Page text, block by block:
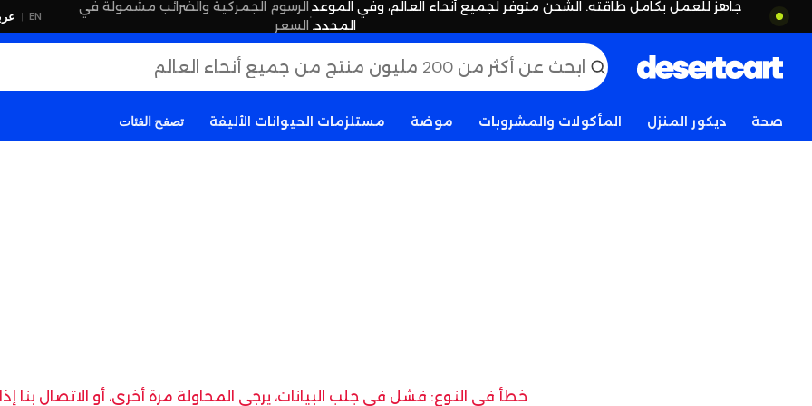
جاهز للعمل بكامل طاقته. الشحن متوفر لجميع أنحاء العالم، وفي الموعد
المحدد.
·
الرسوم الجمركية والضرائب مشمولة في
السعر
EN
|
صحة ديكور المنزل المأكولات والمشروبات موضة مستلزمات الحيوانات الأليفة تصفح الفئات
خطأ في النوع: فشل في جلب البيانات، يرجى المحاولة مرة أخرى، أو الاتصال بنا